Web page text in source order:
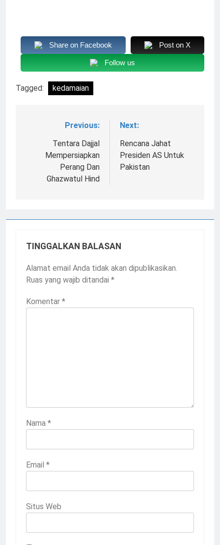
Share on Facebook Post on X
Follow us
Tagged: kedamaian
NavigasiPrevious:
Tentara Dajjal
Mempersiapkan
Perang Dan
Ghazwatul Hind
Next:
Rencana Jahat
Presiden AS Untuk
Pakistan
TINGGALKAN BALASAN
Alamat email Anda tidak akan dipublikasikan.
Ruas yang wajib ditandai *
Komentar *
Nama *
Email *
Situs Web